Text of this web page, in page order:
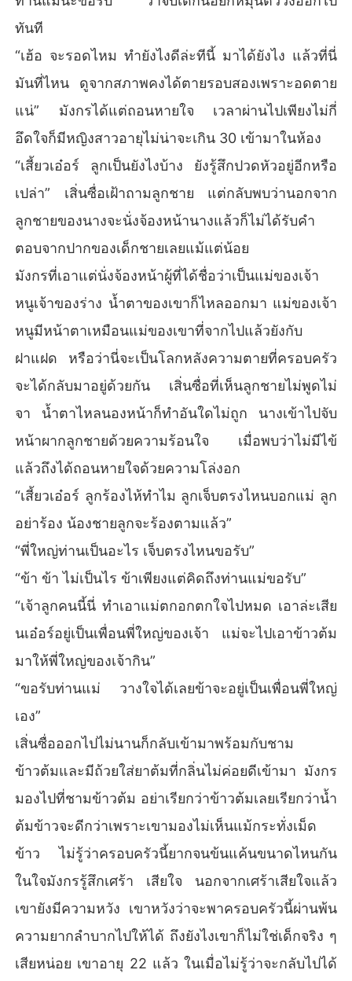
ทันที
“เฮ้อ จะรอดไหม ทำยังไงดีล่ะทีนี้ มาได้ยังไง แล้วที่นี่
มันที่ไหน ดูจากสภาพคงได้ตายรอบสองเพราะอดตาย
แน่” มังกรได้แต่ถอนหายใจ เวลาผ่านไปเพียงไม่กี่
อึดใจก็มีหญิงสาวอายุไม่น่าจะเกิน 30 เข้ามาในห้อง
“เสี้ยวเอ๋อร์ ลูกเป็นยังไงบ้าง ยังรู้สึกปวดหัวอยู่อีกหรือ
เปล่า” เสิ่นซื่อเฝ้าถามลูกชาย แต่กลับพบว่านอกจาก
ลูกชายของนางจะนั่งจ้องหน้านางแล้วก็ไม่ได้รับคำ
ตอบจากปากของเด็กชายเลยแม้แต่น้อย
มังกรที่เอาแต่นั่งจ้องหน้าผู้ที่ได้ชื่อว่าเป็นแม่ของเจ้า
หนูเจ้าของร่าง น้ำตาของเขาก็ไหลออกมา แม่ของเจ้า
หนูมีหน้าตาเหมือนแม่ของเขาที่จากไปแล้วยังกับ
ฝาแฝด หรือว่านี่จะเป็นโลกหลังความตายที่ครอบครัว
จะได้กลับมาอยู่ด้วยกัน เสิ่นซื่อที่เห็นลูกชายไม่พูดไม่
จา น้ำตาไหลนองหน้าก็ทำอันใดไม่ถูก นางเข้าไปจับ
หน้าผากลูกชายด้วยความร้อนใจ เมื่อพบว่าไม่มีไข้
แล้วถึงได้ถอนหายใจด้วยความโล่งอก
“เสี้ยวเอ๋อร์ ลูกร้องไห้ทำไม ลูกเจ็บตรงไหนบอกแม่ ลูก
อย่าร้อง น้องชายลูกจะร้องตามแล้ว”
“พี่ใหญ่ท่านเป็นอะไร เจ็บตรงไหนขอรับ”
“ข้า ข้า ไม่เป็นไร ข้าเพียงแต่คิดถึงท่านแม่ขอรับ”
“เจ้าลูกคนนี้นี่ ทำเอาแม่ตกอกตกใจไปหมด เอาล่ะเสีย
นเอ๋อร์อยู่เป็นเพื่อนพี่ใหญ่ของเจ้า แม่จะไปเอาข้าวต้ม
มาให้พี่ใหญ่ของเจ้ากิน”
“ขอรับท่านแม่ วางใจได้เลยข้าจะอยู่เป็นเพื่อนพี่ใหญ่
เอง”
เสิ่นซื่อออกไปไม่นานก็กลับเข้ามาพร้อมกับชาม
ข้าวต้มและมีถ้วยใส่ยาต้มที่กลิ่นไม่ค่อยดีเข้ามา มังกร
มองไปที่ชามข้าวต้ม อย่าเรียกว่าข้าวต้มเลยเรียกว่าน้ำ
ต้มข้าวจะดีกว่าเพราะเขามองไม่เห็นแม้กระทั่งเม็ด
ข้าว ไม่รู้ว่าครอบครัวนี้ยากจนข้นแค้นขนาดไหนกัน
ในใจมังกรรู้สึกเศร้า เสียใจ นอกจากเศร้าเสียใจแล้ว
เขายังมีความหวัง เขาหวังว่าจะพาครอบครัวนี้ผ่านพ้น
ความยากลำบากไปให้ได้ ถึงยังไงเขาก็ไม่ใช่เด็กจริง ๆ
เสียหน่อย เขาอายุ 22 แล้ว ในเมื่อไม่รู้ว่าจะกลับไปได้